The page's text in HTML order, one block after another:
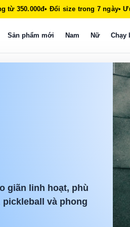
từ 350.000đ• Đổi size trong 7 ngày•
Sản phẩm mới Nam Nữ Chạy
giãn linh hoạt, phù
pickleball và phong